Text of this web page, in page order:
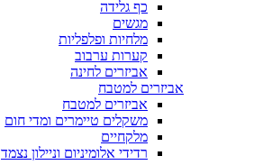
כף גלידה
מגשים
מלחיות ופלפליות
קערות ערבוב
אביזרים לחינה
אביזרים למטבח
אביזרים למטבח
משקלים טיימרים ומדי חום
מלקחיים
רדידי אלומיניום וניילון נצמד